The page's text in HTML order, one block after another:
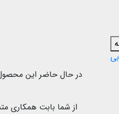
در حال حاضر این
از شما بابت همکاری